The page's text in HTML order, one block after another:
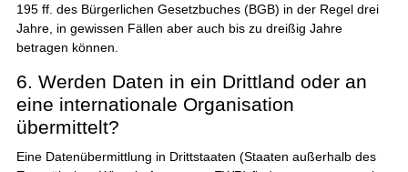
195 ff. des Bürgerlichen Gesetzbuches (BGB) in der Regel drei
Jahre, in gewissen Fällen aber auch bis zu dreißig Jahre
betragen können.
6. Werden Daten in ein Drittland oder an
eine internationale Organisation
übermittelt?
Eine Datenübermittlung in Drittstaaten (Staaten außerhalb des